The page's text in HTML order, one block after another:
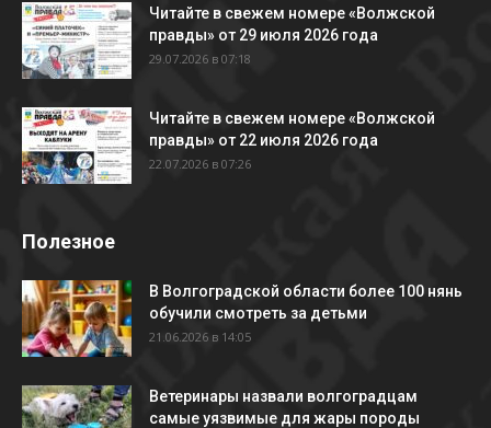
Читайте в свежем номере «Волжской
правды» от 29 июля 2026 года
29.07.2026 в 07:18
Читайте в свежем номере «Волжской
правды» от 22 июля 2026 года
22.07.2026 в 07:26
Полезное
В Волгоградской области более 100 нянь
обучили смотреть за детьми
21.06.2026 в 14:05
Ветеринары назвали волгоградцам
самые уязвимые для жары породы